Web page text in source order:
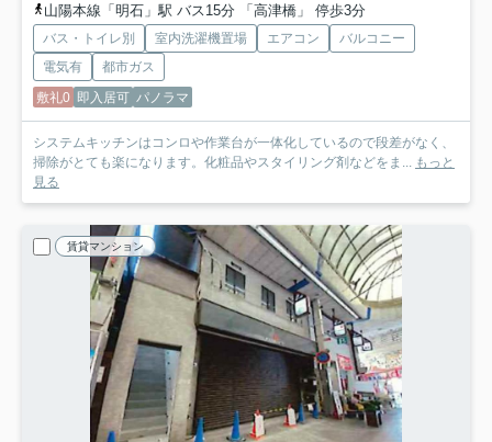
山陽本線「明石」駅 バス15分 「高津橋」 停歩3分
バス・トイレ別 室内洗濯機置場 エアコン
バルコニー
電気有
都市ガス
敷礼0 即入居可 パノラマ
システムキッチンはコンロや作業台が一体化しているので段差がなく、
掃除がとても楽になります。化粧品やスタイリング剤などをま...
もっと
見る
賃貸マンション